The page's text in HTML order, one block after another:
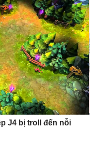
J4 bị troll đến nỗi